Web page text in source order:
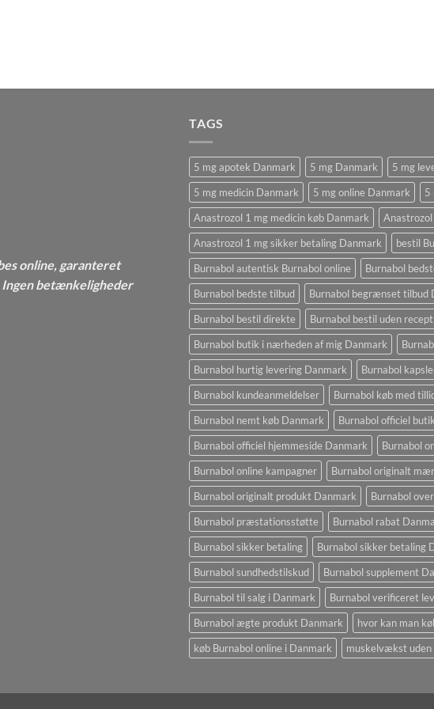
online, garanteret
Ingen betænkeligheder
TAGS
5 mg apotek Danmark 5 mg Danmark
5 mg
5 mg medicin Danmark
5 mg online Danmark
5
Anastrozol 1 mg medicin køb Danmark
Anastrozol 1 mg sikker betaling Danmark
bestil
Burnabol autentisk Burnabol online
Burnabol
Burnabol bedste tilbud
Burnabol begrænset tilbud
Burnabol bestil direkte
Burnabol bestil uden recept
Burnabol butik i nærheden af ​​mig Danmark
Burnabol hurtig levering Danmark
Burnabol
Burnabol kundeanmeldelser
Burnabol køb med
Burnabol nemt køb Danmark
Burnabol officiel
Burnabol officiel hjemmeside Danmark
Burnabol
Burnabol online kampagner
Burnabol originalt
Burnabol originalt produkt Danmark
Burnabol
Burnabol præstationsstøtte
Burnabol rabat
Burnabol sikker betaling
Burnabol sikker betaling
Burnabol sundhedstilskud
Burnabol supplement
Burnabol til salg i Danmark
Burnabol verificeret
Burnabol ægte produkt Danmark
hvor kan man
køb Burnabol online i Danmark
muskelvækst